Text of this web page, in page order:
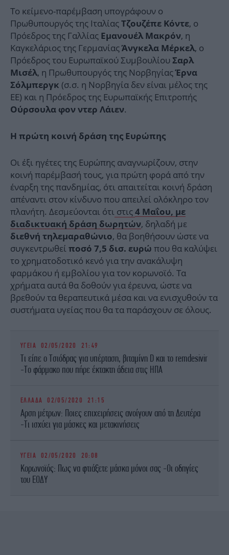
Το κείμενο-παρέμβαση υπογράφουν ο
Πρωθυπουργός της Ιταλίας Τζουζέπε Κόντε, ο
Πρόεδρος της Γαλλίας Εμανουέλ Μακρόν, η
Καγκελάριος της ΓερμανίαςΆνγκελα Μέρκελ, ο
Πρόεδρος του Ευρωπαϊκού Συμβουλίου Σαρλ
Μισέλ, η Πρωθυπουργός της ΝορβηγίαςΈρνα
Σόλμπεργκ (σ.σ. η Νορβηγία δεν είναι μέλος της
ΕΕ) και η Πρόεδρος της Ευρωπαϊκής Επιτροπής
Ούρσουλα φον ντερ Λάιεν.
Η πρώτη κοινή δράση της Ευρώπης
Οι έξι ηγέτες της Ευρώπης αναγνωρίζουν, στην
κοινή παρέμβασή τους, για πρώτη φορά από την
έναρξη της πανδημίας, ότι απαιτείται κοινή δράση
απέναντι στον κίνδυνο που απειλεί ολόκληρο τον
πλανήτη. Δεσμεύονται ότι στις 4 Μαΐου, με
διαδικτυακή δράση δωρητών, δηλαδή με
διεθνή τηλεμαραθώνιο, θα βοηθήσουν ώστε να
συγκεντρωθεί ποσό 7,5 δισ. ευρώ που θα καλύψει
το χρηματοδοτικό κενό για την ανακάλυψη
φαρμάκου ή εμβολίου για τον κορωνοϊό. Τα
χρήματα αυτά θα δοθούν για έρευνα, ώστε να
βρεθούν τα θεραπευτικά μέσα και να ενισχυθούν τα
συστήματα υγείας που θα τα παράσχουν σε όλους.
ΥΓΕΙΑ 02/05/2020 21:49
Τι είπε ο Τσιόδρας για υπέρταση, βιταμίνη D και το remdesivir
-Το φάρμακο που πήρε έκτακτη άδεια στις ΗΠΑ
ΕΛΛΑΔΑ 02/05/2020 21:15
Αρση μέτρων: Ποιες επιχειρήσεις ανοίγουν από τη Δευτέρα
-Τι ισχύει για μάσκες και μετακινήσεις
ΥΓΕΙΑ 02/05/2020 20:08
Κορωνοϊός: Πως να φτιάξετε μάσκα μόνοι σας -Οι οδηγίες
του ΕΟΔΥ